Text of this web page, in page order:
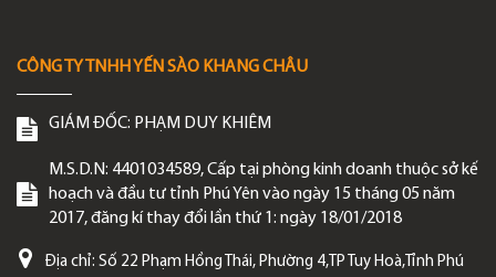
CÔNG TY TNHH YẾN SÀO KHANG CHÂU
GIÁM ĐỐC: PHẠM DUY KHIÊM
M.S.D.N: 4401034589, Cấp tại phòng kinh doanh thuộc sở kế
hoạch và đầu tư tỉnh Phú Yên vào ngày 15 tháng 05 năm
2017, đăng kí thay đổi lần thứ 1: ngày 18/01/2018
Địa chỉ: Số 22 Phạm Hồng Thái, Phường 4,TP Tuy Hoà,Tỉnh Phú